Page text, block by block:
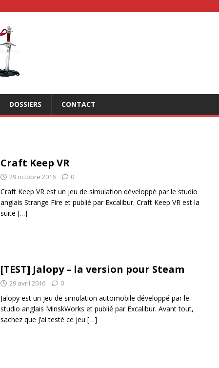
DOSSIERS CONTACT
Craft Keep VR
29 octobre 2016 0
Craft Keep VR est un jeu de simulation développé par le studio
anglais Strange Fire et publié par Excalibur. Craft Keep VR est la
suite […]
[TEST] Jalopy – la version pour Steam
29 avril 2016 0
Jalopy est un jeu de simulation automobile développé par le
studio anglais MinskWorks et publié par Excalibur. Avant tout,
sachez que j’ai testé ce jeu […]